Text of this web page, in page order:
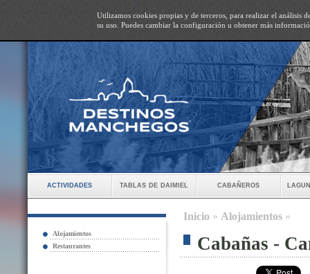
Utilizamos cookies propias y de terceros, para realizar el análisis
su uso. Puedes cambiar la configuración u obtener más
actividades tablas de daimiel cabañeros
Alojamientos
Restaurantes
Inicio » Alojamientos »
Cabañas -